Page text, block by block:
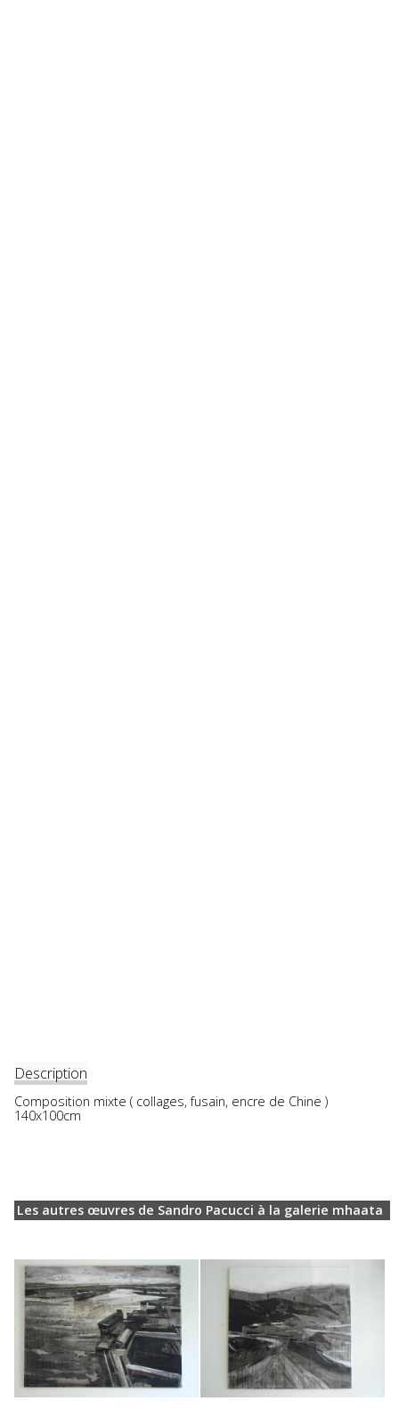
Description
Composition mixte ( collages, fusain, encre de Chine )
140x100cm
Les autres œuvres de Sandro Pacucci à la galerie mhaata